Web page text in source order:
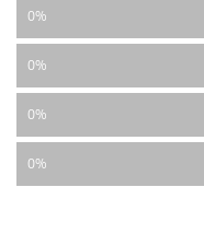
0%
0%
0%
0%